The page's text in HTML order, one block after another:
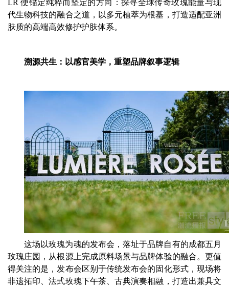
LR 便锚定纯粹而坚定的方向：探寻全球传奇玫瑰能量与现
代生物科技的融合之道，以多元植萃为根基，打造适配亚洲
肤质的高端高效修护护肤体系。
溯源共生：以感官美学，重塑品牌叙事逻辑
这场以玫瑰为魂的发布会，落址于品牌自有的成都五月
玫瑰庄园，从根源上完成原料场景与品牌体验的融合。更值
得关注的是，发布会区别于传统发布会的固化形式，现场将
非遗拓印、法式玫瑰下午茶、古典演奏相融，打造出兼具文